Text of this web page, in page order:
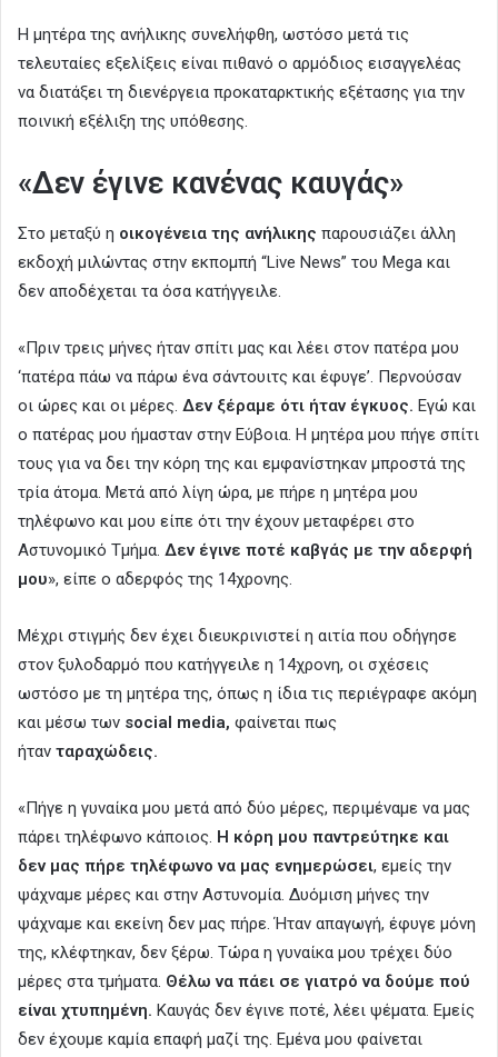
Η μητέρα της ανήλικης συνελήφθη, ωστόσο μετά τις
τελευταίες εξελίξεις είναι πιθανό ο αρμόδιος εισαγγελέας
να διατάξει τη διενέργεια προκαταρκτικής εξέτασης για την
ποινική εξέλιξη της υπόθεσης.
«Δεν έγινε κανένας καυγάς»
Στο μεταξύ η οικογένεια της ανήλικης παρουσιάζει άλλη
εκδοχή μιλώντας στην εκπομπή “Live News” του Mega και
δεν αποδέχεται τα όσα κατήγγειλε.
«Πριν τρεις μήνες ήταν σπίτι μας και λέει στον πατέρα μου
‘πατέρα πάω να πάρω ένα σάντουιτς και έφυγε’. Περνούσαν
οι ώρες και οι μέρες. Δεν ξέραμε ότι ήταν έγκυος. Εγώ και
ο πατέρας μου ήμασταν στην Εύβοια. Η μητέρα μου πήγε σπίτι
τους για να δει την κόρη της και εμφανίστηκαν μπροστά της
τρία άτομα. Μετά από λίγη ώρα, με πήρε η μητέρα μου
τηλέφωνο και μου είπε ότι την έχουν μεταφέρει στο
Αστυνομικό Τμήμα. Δεν έγινε ποτέ καβγάς με την αδερφή
μου», είπε ο αδερφός της 14χρονης.
Μέχρι στιγμής δεν έχει διευκρινιστεί η αιτία που οδήγησε
στον ξυλοδαρμό που κατήγγειλε η 14χρονη, οι σχέσεις
ωστόσο με τη μητέρα της, όπως η ίδια τις περιέγραφε ακόμη
και μέσω των social media, φαίνεται πως
ήταν ταραχώδεις.
«Πήγε η γυναίκα μου μετά από δύο μέρες, περιμέναμε να μας
πάρει τηλέφωνο κάποιος. Η κόρη μου παντρεύτηκε και
δεν μας πήρε τηλέφωνο να μας ενημερώσει, εμείς την
ψάχναμε μέρες και στην Αστυνομία. Δυόμιση μήνες την
ψάχναμε και εκείνη δεν μας πήρε. Ήταν απαγωγή, έφυγε μόνη
της, κλέφτηκαν, δεν ξέρω. Τώρα η γυναίκα μου τρέχει δύο
μέρες στα τμήματα. Θέλω να πάει σε γιατρό να δούμε πού
είναι χτυπημένη. Καυγάς δεν έγινε ποτέ, λέει ψέματα. Εμείς
δεν έχουμε καμία επαφή μαζί της. Εμένα μου φαίνεται